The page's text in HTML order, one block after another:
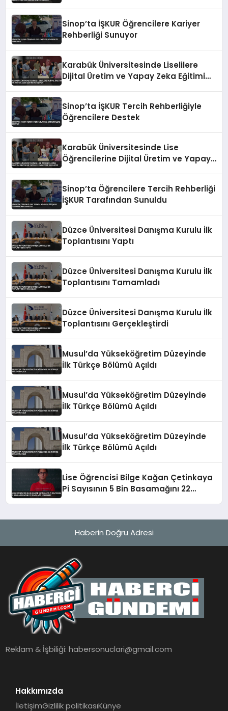
Sinop’ta İŞKUR Öğrencilere Kariyer
Rehberliği Sunuyor
Karabük Üniversitesinde Liselilere
Dijital Üretim ve Yapay Zeka Eğitimi
Sinop’ta İŞKUR Tercih Rehberliğiyle
Öğrencilere Destek
Karabük Üniversitesinde Lise
Öğrencilerine Dijital Üretim ve Yapay
Sinop’ta Öğrencilere Tercih Rehberliği
İŞKUR Tarafından Sunuldu
Düzce Üniversitesi Danışma Kurulu İlk
Toplantısını Yaptı
Düzce Üniversitesi Danışma Kurulu İlk
Toplantısını Tamamladı
Düzce Üniversitesi Danışma Kurulu İlk
Toplantısını Gerçekleştirdi
Musul’da Yükseköğretim Düzeyinde
İlk Türkçe Bölümü Açıldı
Musul’da Yükseköğretim Düzeyinde
İlk Türkçe Bölümü Açıldı
Musul’da Yükseköğretim Düzeyinde
İlk Türkçe Bölümü Açıldı
Lise Öğrencisi Bilge Kağan Çetinkaya
Pi Sayısının 5 Bin Basamağını 22
Haberin Doğru Adresi
Reklam & İşbiliği:habersonuclari@gmail.com
Hakkımızda
İletişimGizlilik politikasıKünye